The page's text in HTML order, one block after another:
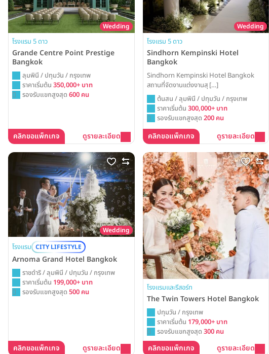
Wedding
โรงแรม 5 ดาว
Grande Centre Point Prestige
Bangkok
ลุมพินี / ปทุมวัน / กรุงเทพ
ราคาเริ่มต้น 350,000+ บาท
รองรับแขกสูงสุด 600 คน
คลิกขอแพ็กเกจ ดูรายละเอียด
Wedding
โรงแรม 5 ดาว
Sindhorn Kempinski Hotel
Bangkok
Sindhorn Kempinski Hotel Bangkok
สถานที่จัดงานแต่งงานสุ […]
ต้นสน / ลุมพินี / ปทุมวัน / กรุงเทพ
ราคาเริ่มต้น 300,000+ บาท
รองรับแขกสูงสุด 200 คน
คลิกขอแพ็กเกจ ดูรายละเอียด
Wedding
โรงแรม CITY LIFESTYLE
Arnoma Grand Hotel Bangkok
ราชดำริ / ลุมพินี / ปทุมวัน / กรุงเทพ
ราคาเริ่มต้น 199,000+ บาท
รองรับแขกสูงสุด 500 คน
คลิกขอแพ็กเกจ ดูรายละเอียด
โรงแรมและรีสอร์ท
The Twin Towers Hotel Bangkok
ปทุมวัน / กรุงเทพ
ราคาเริ่มต้น 179,000+ บาท
รองรับแขกสูงสุด 300 คน
คลิกขอแพ็กเกจ ดูรายละเอียด